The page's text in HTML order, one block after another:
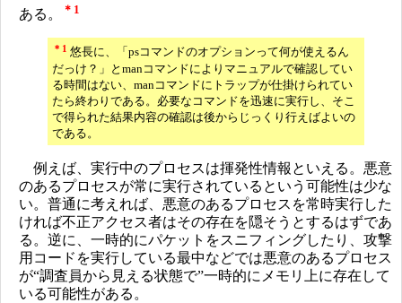
ある。
＊1
＊1 悠長に、「psコマンドのオプションって何が使えるん
だっけ？」とmanコマンドによりマニュアルで確認してい
る時間はない、manコマンドにトラップが仕掛けられてい
たら終わりである。必要なコマンドを迅速に実行し、そこ
で得られた結果内容の確認は後からじっくり行えばよいの
である。
例えば、実行中のプロセスは揮発性情報といえる。悪意
のあるプロセスが常に実行されているという可能性は少な
い。普通に考えれば、悪意のあるプロセスを常時実行した
ければ不正アクセス者はその存在を隠そうとするはずであ
る。逆に、一時的にパケットをスニフィングしたり、攻撃
用コードを実行している最中などでは悪意のあるプロセス
が“調査員から見える状態で”一時的にメモリ上に存在して
いる可能性がある。